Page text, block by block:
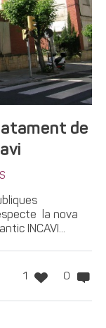
de
la nova
INCAVI...
1 0